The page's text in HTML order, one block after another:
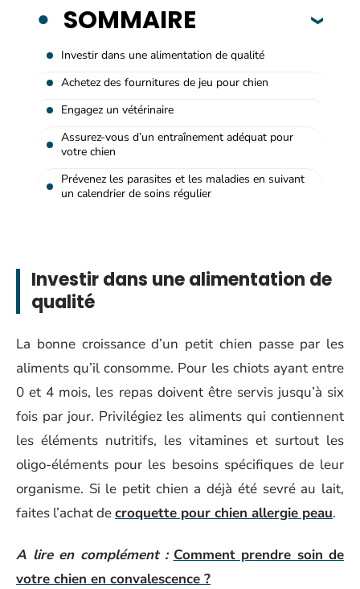
SOMMAIRE
Investir dans une alimentation de qualité
Achetez des fournitures de jeu pour chien
Engagez un vétérinaire
Assurez-vous d’un entraînement adéquat pour
votre chien
Prévenez les parasites et les maladies en suivant
un calendrier de soins régulier
Investir dans une alimentation de
qualité
La bonne croissance d’un petit chien passe par les
aliments qu’il consomme. Pour les chiots ayant entre
0 et 4 mois, les repas doivent être servis jusqu’à six
fois par jour. Privilégiez les aliments qui contiennent
les éléments nutritifs, les vitamines et surtout les
oligo-éléments pour les besoins spécifiques de leur
organisme. Si le petit chien a déjà été sevré au lait,
faites l’achat decroquette pour chien allergie peau.
A lire en complément : Comment prendre soin de
votre chien en convalescence ?